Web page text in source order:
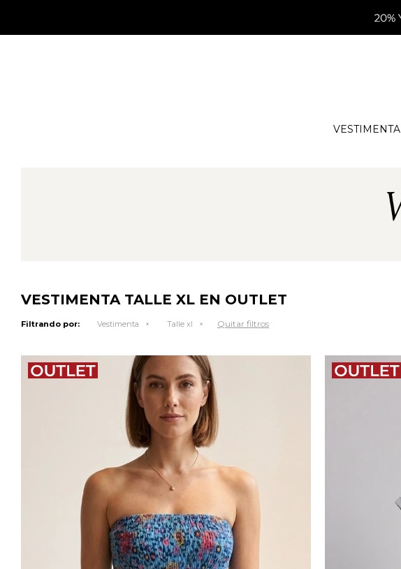
VESTIMENTA
VESTIMENTA TALLE XL EN OUTLET
Filtrando por: Vestimenta Talle xl Quitar filtros